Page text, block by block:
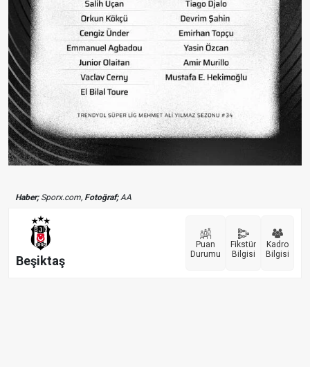
Haber;Sporx.com, Fotoğraf;AA
Beşiktaş
Puan
Durumu
Fikstür
Bilgisi
Kadro
Bilgisi